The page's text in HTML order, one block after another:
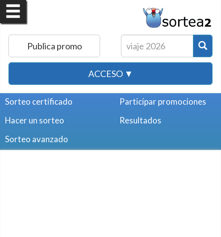
Publica promo
ACCESO ▼
Sorteo certificado
Hacer un sorteo
Sorteo avanzado
Participar promociones
Resultados